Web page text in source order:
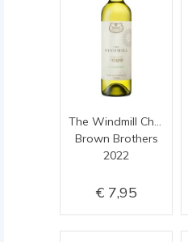
Brown Brothers
2022
7,95